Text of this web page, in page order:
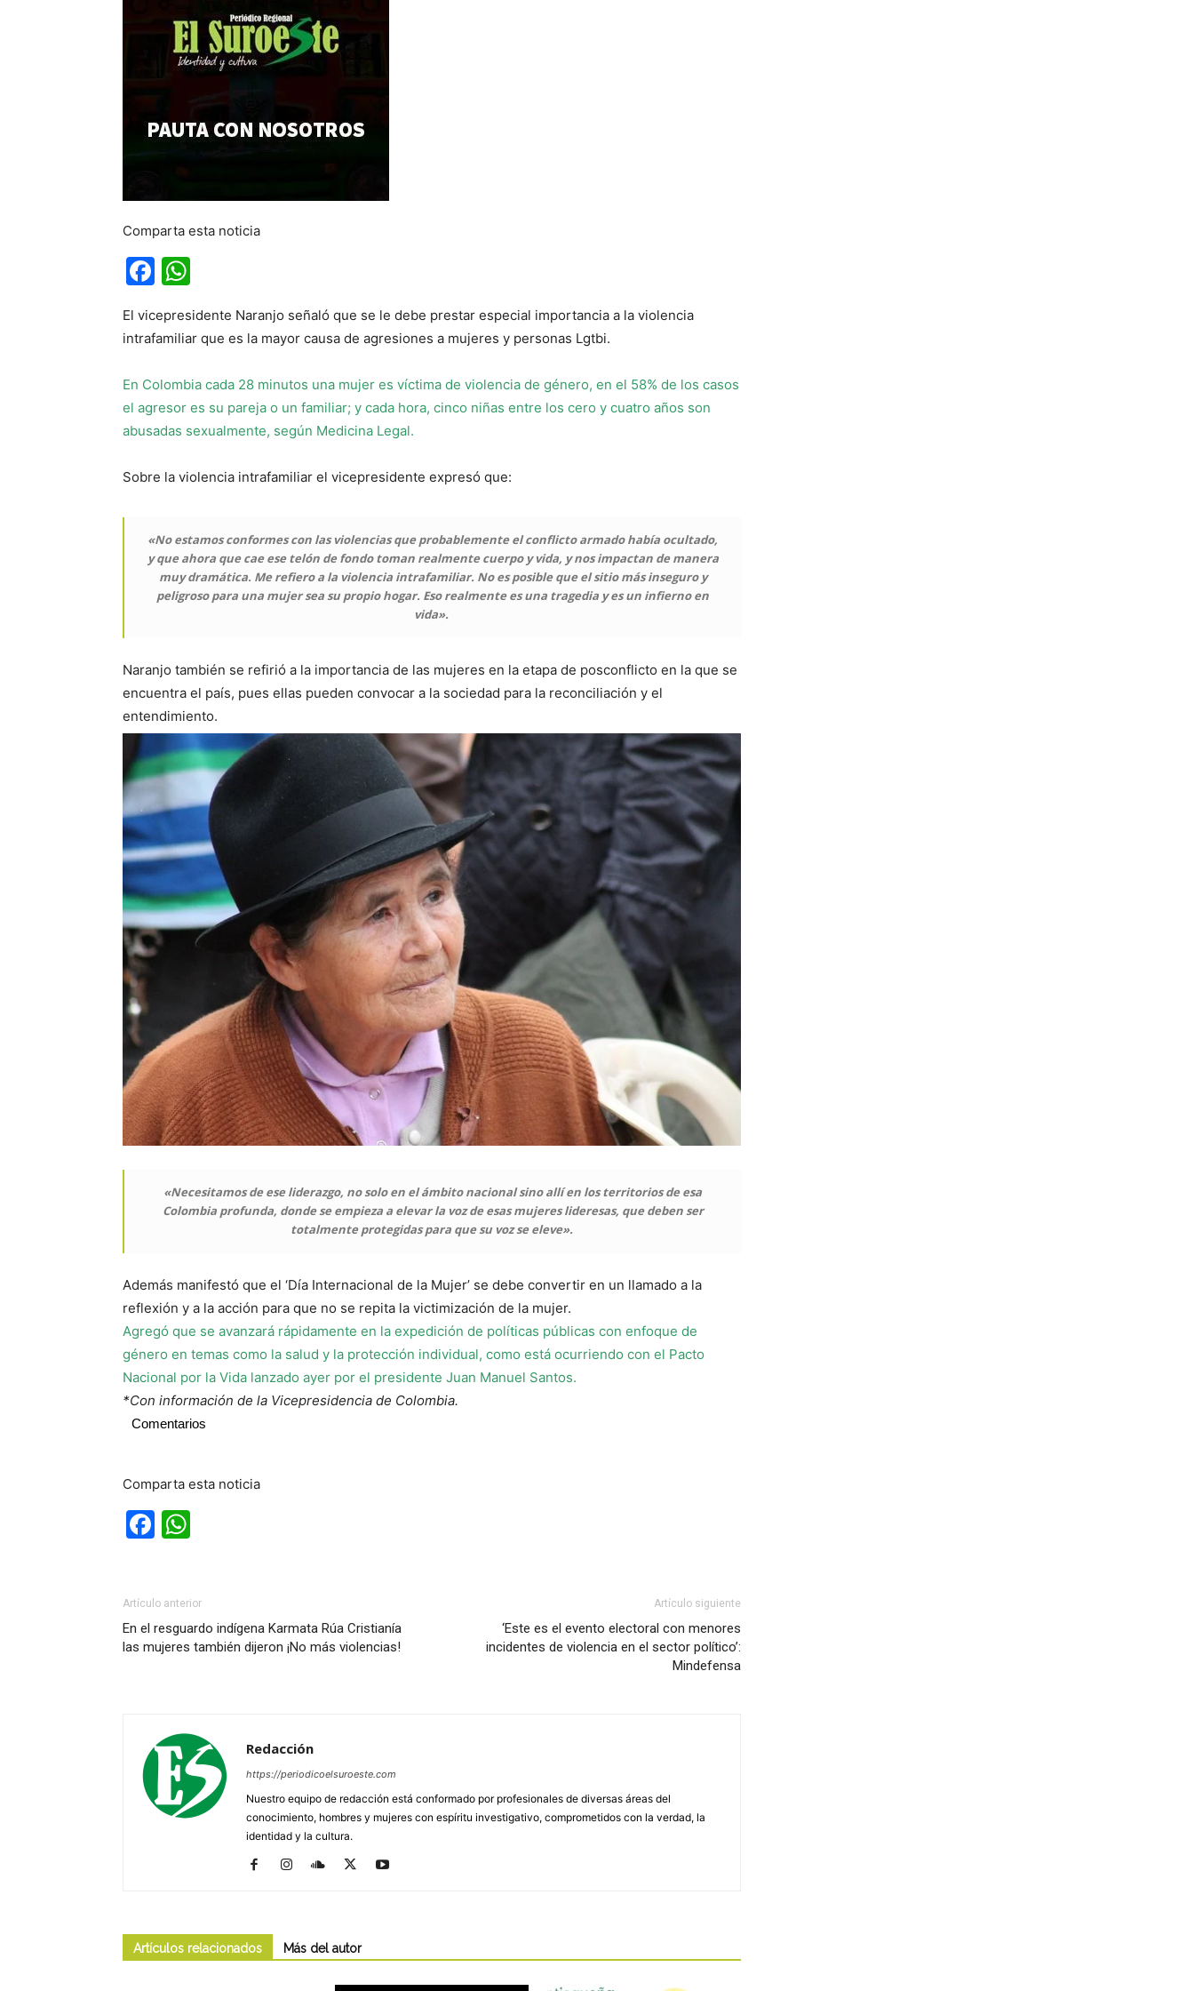
Comparta esta noticia
Facebook
El vicepresidente Naranjo señaló que se le debe prestar especial importancia a la violencia
intrafamiliar que es la mayor causa de agresiones a mujeres y personas Lgtbi.
En Colombia cada 28 minutos una mujer es víctima de violencia de género, en el 58% de los casos
el agresor es su pareja o un familiar; y cada hora, cinco niñas entre los cero y cuatro años son
abusadas sexualmente, según Medicina Legal.
Sobre la violencia intrafamiliar el vicepresidente expresó que:
«No estamos conformes con las violencias que probablemente el conflicto armado había ocultado,
y que ahora que cae ese telón de fondo toman realmente cuerpo y vida, y nos impactan de manera
muy dramática. Me refiero a la violencia intrafamiliar. No es posible que el sitio más inseguro y
peligroso para una mujer sea su propio hogar. Eso realmente es una tragedia y es un infierno en
vida».
Naranjo también se refirió a la importancia de las mujeres en la etapa de posconflicto en la que se
encuentra el país, pues ellas pueden convocar a la sociedad para la reconciliación y el
entendimiento.
«Necesitamos de ese liderazgo, no solo en el ámbito nacional sino allí en los territorios de esa
Colombia profunda, donde se empieza a elevar la voz de esas mujeres lideresas, que deben ser
totalmente protegidas para que su voz se eleve».
Además manifestó que el ‘Día Internacional de la Mujer’ se debe convertir en un llamado a la
reflexión y a la acción para que no se repita la victimización de la mujer.
Agregó que se avanzará rápidamente en la expedición de políticas públicas con enfoque de
género en temas como la salud y la protección individual, como está ocurriendo con el Pacto
Nacional por la Vida lanzado ayer por el presidente Juan Manuel Santos.
*Con información de la Vicepresidencia de Colombia.
Comentarios
Comparta esta noticia
Facebook
Artículo anterior
En el resguardo indígena Karmata Rúa Cristianía
las mujeres también dijeron ¡No más violencias!
Artículo siguiente
‘Este es el evento electoral con menores
incidentes de violencia en el sector político’:
Mindefensa
Redacción
https://periodicoelsuroeste.com
Nuestro equipo de redacción está conformado por profesionales de diversas áreas del
conocimiento, hombres y mujeres con espíritu investigativo, comprometidos con la verdad, la
identidad y la cultura.
Artículos relacionados Más del autor